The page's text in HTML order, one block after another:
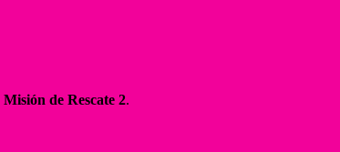
Misión de Rescate 2.